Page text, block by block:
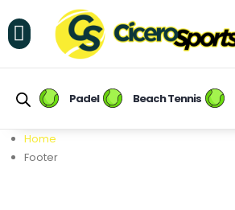
Padel Beach Tennis
Home
Footer